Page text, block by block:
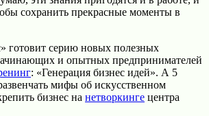
сохранить прекрасные моменты в
готовит серию новых полезных
и опытных предпринимателей
: «Генерация бизнес идей». А 5
мифы об искусственном
бизнес на нетворкинге центра